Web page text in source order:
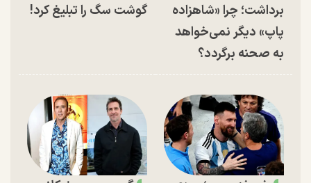
برداشت؛ چرا «شاهزاده
پاپ» دیگر نمی‌خواهد
به صحنه برگردد؟
گوشت سگ را تبلیغ کرد!